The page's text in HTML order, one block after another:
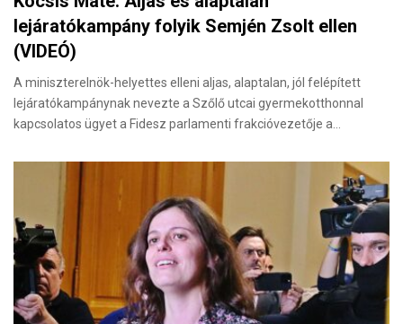
lejáratókampány folyik Semjén Zsolt ellen
(VIDEÓ)
A miniszterelnök-helyettes elleni aljas, alaptalan, jól felépített
lejáratókampánynak nevezte a Szőlő utcai gyermekotthonnal
kapcsolatos ügyet a Fidesz parlamenti frakcióvezetője a…